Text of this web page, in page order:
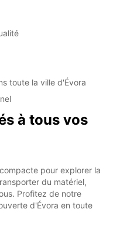
toute la ville d'Évora
à tous vos
pour explorer la
du matériel,
Profitez de notre
d'Évora en toute